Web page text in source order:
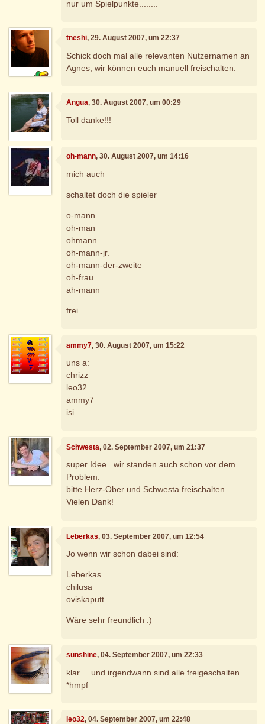
nur um Spielpunkte........
tneshi, 29. August 2007, um 22:37
Schick doch mal alle relevanten Nutzernamen an
Agnes, wir können euch manuell freischalten.
Angua, 30. August 2007, um 00:29
Toll danke!!!
oh-mann, 30. August 2007, um 14:16
mich auch
schaltet doch die spieler
o-mann
oh-man
ohmann
oh-mann-jr.
oh-mann-der-zweite
oh-frau
ah-mann
frei
ammy7, 30. August 2007, um 15:22
uns a:
chrizz
leo32
ammy7
isi
Schwesta, 02. September 2007, um 21:37
super Idee.. wir standen auch schon vor dem
Problem:
bitte Herz-Ober und Schwesta freischalten.
Vielen Dank!
Leberkas, 03. September 2007, um 12:54
Jo wenn wir schon dabei sind:
Leberkas
chilusa
oviskaputt
Wäre sehr freundlich :)
sunshine, 04. September 2007, um 22:33
klar.... und irgendwann sind alle freigeschalten....
*hmpf
leo32, 04. September 2007, um 22:48